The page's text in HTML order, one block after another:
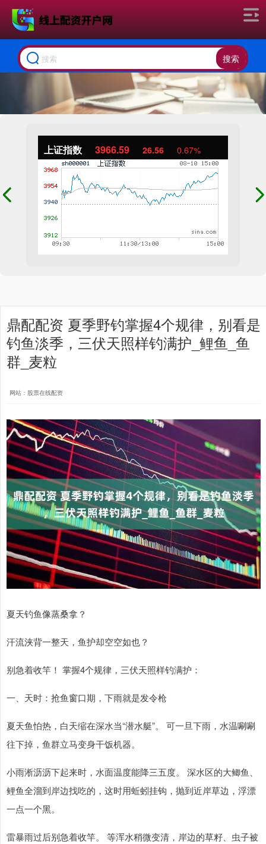
搜索
上证指数 3966.59 26.56 0.67%
鼎配配资 夏季野钓掌握4个规律，别看是
钓鱼淡季，三伏天照样钓满护_鲤鱼_鱼
群_麦粒
网站：股票在线配资
夏天钓鱼像蒸桑拿？
汗流浃背一整天，鱼护却空空如也？
别急着收竿！ 掌握4个规律，三伏天照样钓满护：
一、天时：抢鱼窗口期，下雨就是发令枪
夏天鱼怕热，白天缩在深水当“潜水艇”。 可一旦下雨，水温唰唰
往下掉，鱼群立马变身干饭机器。
小雨淅沥沥下起来时，水面温度能降三五度。 深水区的大鲫鱼、
鲤鱼全溜到岸边找吃的，这时用蚯蚓挂钩，抛到近岸草边，浮漂
一点一个黑。
雷暴雨过后别急着收竿。 等浑水稍微变清，岸边的草籽、虫子被